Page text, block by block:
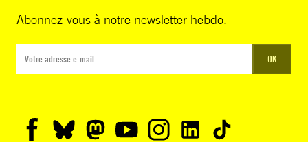
Abonnez-vous à notre newsletter hebdo.
OK